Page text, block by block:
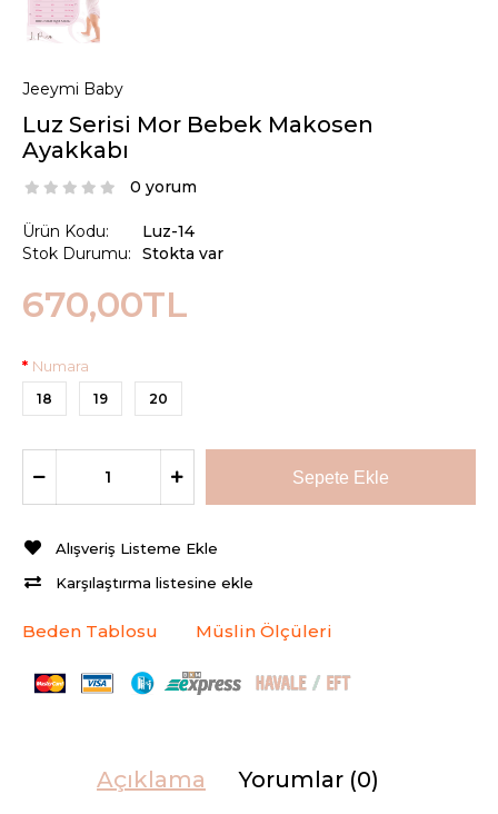
Jeeymi Baby
Luz Serisi Mor Bebek Makosen
Ayakkabı
0 yorum
Ürün Kodu:
Stok Durumu:
Luz-14
Stokta var
670,00TL
Numara
18 19 20
Alışveriş Listeme Ekle
Karşılaştırma listesine ekle
Beden Tablosu Müslin Ölçüleri
Açıklama Yorumlar (0)